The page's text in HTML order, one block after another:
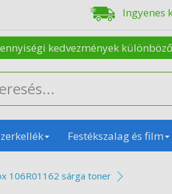
Ingyenes
kedvezmények
Festékszalag és film
106R01162 sárga toner